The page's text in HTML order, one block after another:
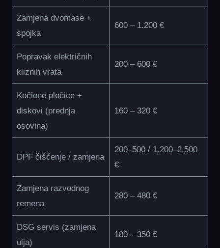
Zamjena dvomase +
spojka
600 – 1.200 €
Popravak električnih
kliznih vrata
200 – 600 €
Kočione pločice +
diskovi (prednja
osovina)
160 – 320 €
DPF čišćenje / zamjena
200–500 / 1.200–2.500
€
Zamjena razvodnog
remena
280 – 480 €
DSG servis (zamjena
ulja)
180 – 350 €